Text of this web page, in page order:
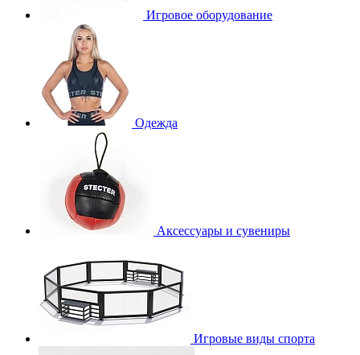
Игровое оборудование
Одежда
Аксессуары и сувениры
Игровые виды спорта